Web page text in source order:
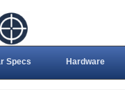
Specs Hardware